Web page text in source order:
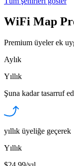
WiFi Map
Premium üyeler ek
Aylık
Yıllık
Şuna kadar tasarruf
yıllık üyeliğe geçerek
Yıllık